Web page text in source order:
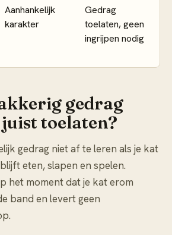
Aanhankelijk
karakter
Gedrag
toelaten, geen
ingrijpen nodig
gedrag
toelaten?
gedrag niet af te leren als je kat
eten, slapen en spelen.
het moment dat je kat erom
band en levert geen